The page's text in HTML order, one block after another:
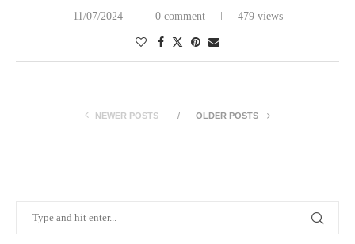
11/07/2024 0 comment 479 views
NEWER POSTS OLDER POSTS